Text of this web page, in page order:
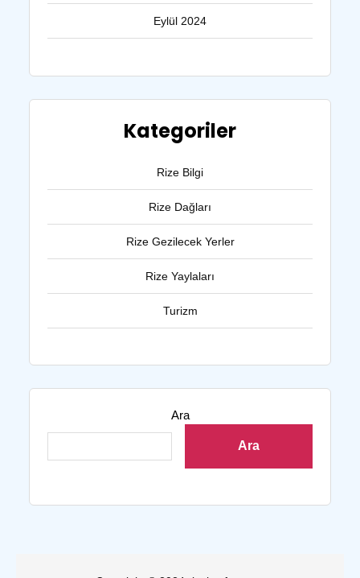
Eylül 2024
Kategoriler
Rize Bilgi
Rize Dağları
Rize Gezilecek Yerler
Rize Yaylaları
Turizm
Ara
Ara